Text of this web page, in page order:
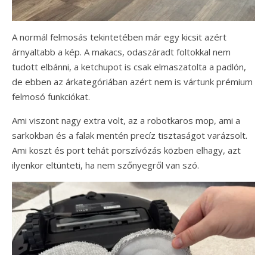
A normál felmosás tekintetében már egy kicsit azért
árnyaltabb a kép. A makacs, odaszáradt foltokkal nem
tudott elbánni, a ketchupot is csak elmaszatolta a padlón,
de ebben az árkategóriában azért nem is vártunk prémium
felmosó funkciókat.
Ami viszont nagy extra volt, az a robotkaros mop, ami a
sarkokban és a falak mentén precíz tisztaságot varázsolt.
Ami koszt és port tehát porszívózás közben elhagy, azt
ilyenkor eltünteti, ha nem szőnyegről van szó.